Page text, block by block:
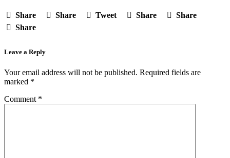
Share Share Tweet Share
Share
Share
Leave a Reply
Your email address will not be published. Required fields are
marked *
Comment *